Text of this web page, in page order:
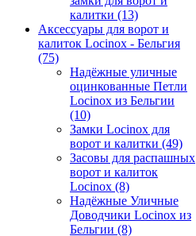
калитки (13)
Аксессуары для ворот и
калиток Locinox - Бельгия
(75)
Надёжные уличные
оцинкованные Петли
Locinox из Бельгии
(10)
Замки Locinox для
ворот и калитки (49)
Засовы для распашных
ворот и калиток
Locinox (8)
Надёжные Уличные
Доводчики Locinox из
Бельгии (8)